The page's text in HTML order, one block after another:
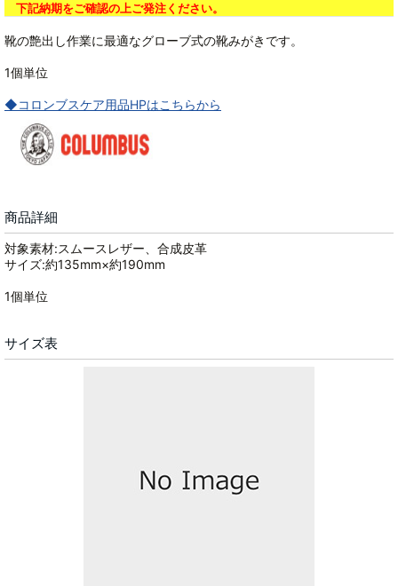
下記納期をご確認の上ご発注ください。
靴の艶出し作業に最適なグローブ式の靴みがきです。
1個単位
◆コロンブスケア用品HPはこちらから
商品詳細
対象素材:スムースレザー、合成皮革
サイズ:約135mm×約190mm
1個単位
サイズ表